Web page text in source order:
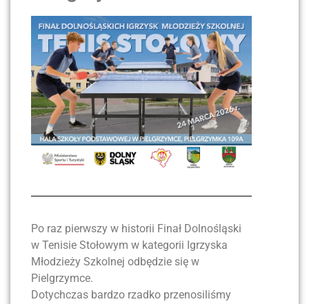
Po raz pierwszy w historii Finał Dolnośląski
w Tenisie Stołowym w kategorii Igrzyska
Młodzieży Szkolnej odbędzie się w
Pielgrzymce.
Dotychczas bardzo rzadko przenosiliśmy